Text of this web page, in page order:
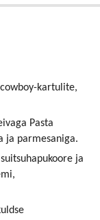
cowboy-kartulite,
Pasta
ja parmesaniga.
ja